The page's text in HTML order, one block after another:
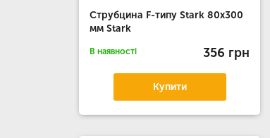
Струбцина F-типу Stark 80x300
мм Stark
В наявності 356 грн
Купити